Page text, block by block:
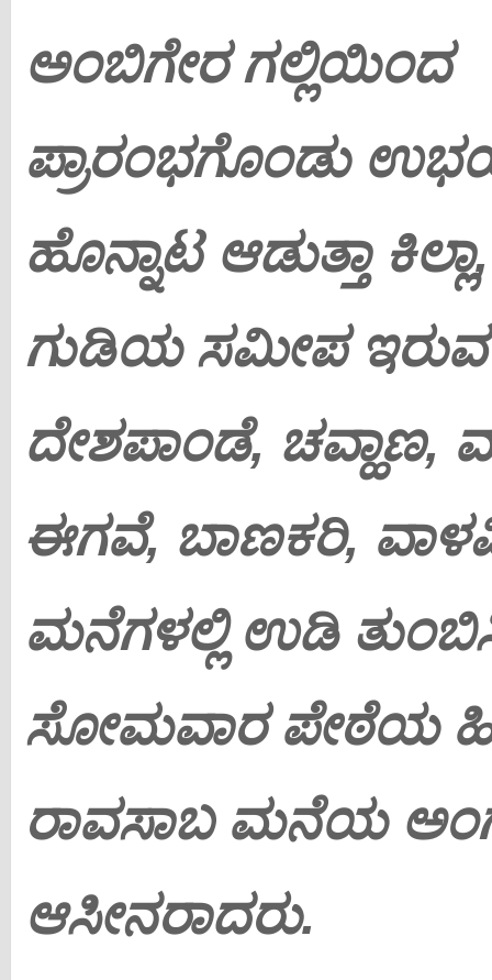
ಅಂಬಿಗೇರ ಗಲ್ಲಿಯಿಂದ
ಪ್ರಾರಂಭಗೊಂಡು
ಹೊನ್ನಾಟ ಆಡುತ್ತಾ
ಗುಡಿಯ ಸಮೀಪ ಇರುವ
ದೇಶಪಾಂಡೆ, ಚವ್ಹಾಣ,
ಈಗವೆ, ಬಾಣಕರಿ,
ಮನೆಗಳಲ್ಲಿ ಉಡಿ
ಸೋಮವಾರ ಪೇಠೆಯ
ರಾವಸಾಬ ಮನೆಯ
ಆಸೀನರಾದರು.